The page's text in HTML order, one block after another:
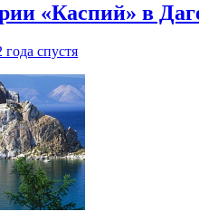
«Каспий» в
года спустя